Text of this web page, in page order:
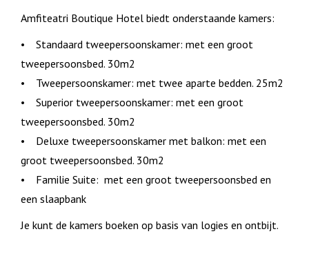
Amfiteatri Boutique Hotel biedt onderstaande kamers:
• Standaard tweepersoonskamer: met een groot
tweepersoonsbed. 30m2
• Tweepersoonskamer: met twee aparte bedden. 25m2
• Superior tweepersoonskamer: met een groot
tweepersoonsbed. 30m2
• Deluxe tweepersoonskamer met balkon: met een
groot tweepersoonsbed. 30m2
• Familie Suite: met een groot tweepersoonsbed en
een slaapbank
Je kunt de kamers boeken op basis van logies en ontbijt.